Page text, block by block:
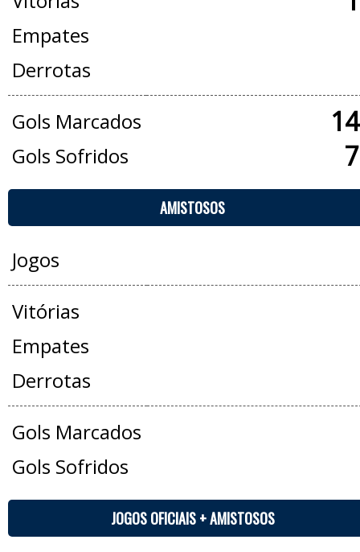
Empates
Derrotas
Gols Marcados
Gols Sofridos
AMISTOSOS
Jogos
Vitórias
Empates
Derrotas
Gols Marcados
Gols Sofridos
JOGOS OFICIAIS + AMISTOSOS